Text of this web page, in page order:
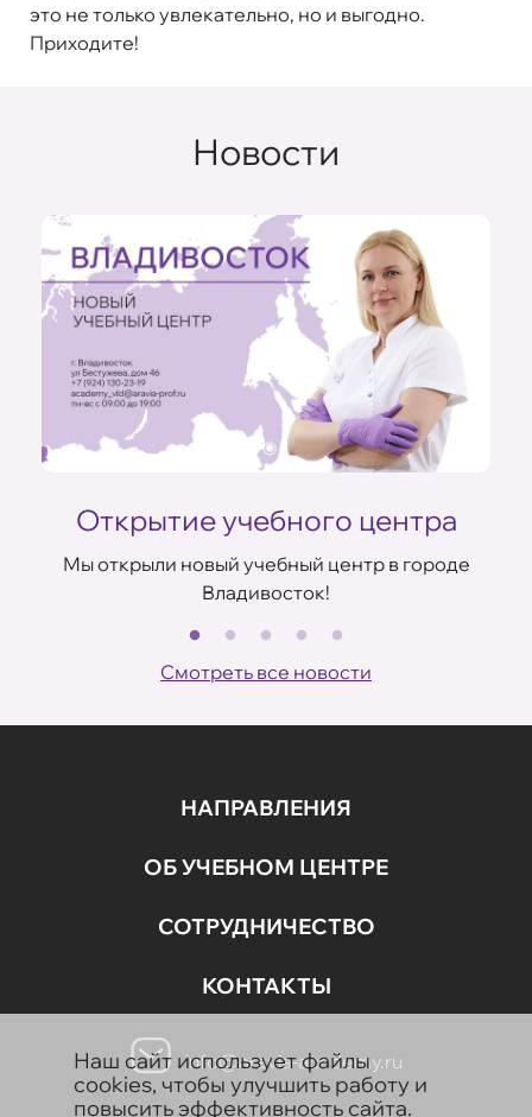
это не только увлекательно, но и выгодно.
Приходите!
Новости
Открытие учебного центра
Мы открыли новый учебный центр в городе
Владивосток!
Смотреть все новости
НАПРАВЛЕНИЯ
ОБ УЧЕБНОМ ЦЕНТРЕ
СОТРУДНИЧЕСТВО
КОНТАКТЫ
info@aravia-academy.ru
Наш сайт использует файлы
cookies, чтобы улучшить работу и
повысить эффективность сайта.